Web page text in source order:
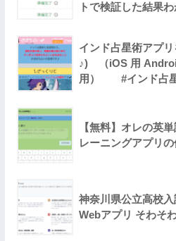
トで検証した結果
インド占星術アプ
♪) （iOS 用
用） #インド占星
【無料】オレの英
レーニングアプリ
神奈川県公立高校
Webアプリ そわそ